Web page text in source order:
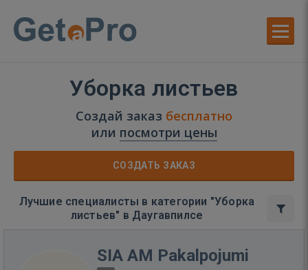
Уборка листьев
Создай заказ бесплатно
или посмотри цены
СОЗДАТЬ ЗАКАЗ
Лучшие специалисты в категории "Уборка
листьев" в Даугавпилсе
SIA AM Pakalpojumi